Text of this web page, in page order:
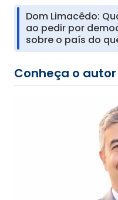
Dom Limacêdo:
ao pedir por
sobre o país do
Conheça o autor